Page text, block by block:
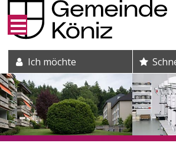
Direkt zum Inhalt springen
Suche und
Ich möchte